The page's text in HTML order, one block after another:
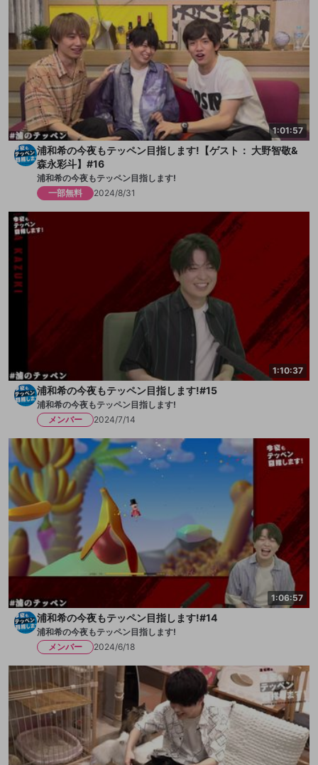
1:01:57
浦和希の今夜もテッペン目指します!【ゲスト： 大野智敬&
森永彩斗】#16
浦和希の今夜もテッペン目指します!
一部無料
2024/8/31
1:10:37
浦和希の今夜もテッペン目指します!#15
浦和希の今夜もテッペン目指します!
メンバー
2024/7/14
1:06:57
浦和希の今夜もテッペン目指します!#14
浦和希の今夜もテッペン目指します!
メンバー
2024/6/18